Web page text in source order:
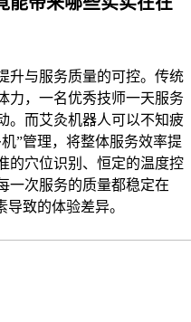
升与服务质量的可控。传统
力，一名优秀技师一天服务
。而艾灸机器人可以不知疲
”管理，将整体服务效率提
的穴位识别、恒定的温度控
一次服务的质量都稳定在
致的体验差异。